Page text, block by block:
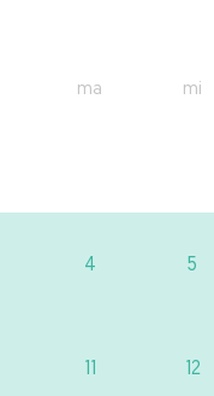
ma mi
4 5
11 12